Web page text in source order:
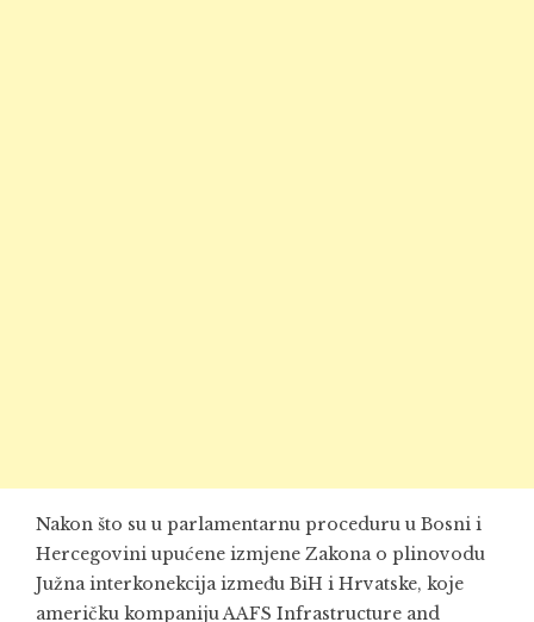
Nakon što su u parlamentarnu proceduru u Bosni i
Hercegovini upućene izmjene Zakona o plinovodu
Južna interkonekcija između BiH i Hrvatske, koje
američku kompaniju AAFS Infrastructure and